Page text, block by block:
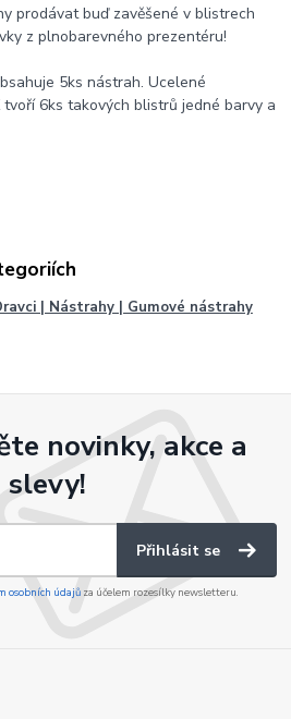
prodávat buď zavěšené v blistrech
z plnobarevného prezentéru!
5ks nástrah. Ucelené
tvoří 6ks takových blistrů jedné barvy a
| Nástrahy | Gumové nástrahy
novinky, akce a
slevy!
Přihlásit se
osobních údajůza účelem rozesílky newsletteru.